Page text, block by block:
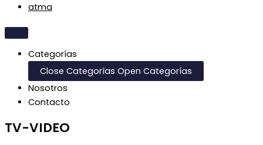
atma
Categorías
Close Categorías Open Categorías
Nosotros
Contacto
TV-VIDEO